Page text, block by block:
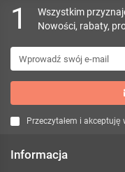
1
Wszystkim
Nowości, rabaty,
Przeczytałem i akceptuję
Informacja